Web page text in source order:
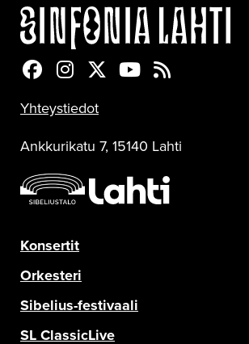
Sinfonia Lahti Facebookissa
Sinfonia Lahti
Sinfonia Lahti
Sinfonia Lahti
Sinfonia
Yhteystiedot
Ankkurikatu 7, 15140 Lahti
Konsertit
Orkesteri
Sibelius-festivaali
SL ClassicLive